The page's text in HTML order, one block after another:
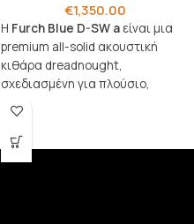
€1,350.00
Η Furch Blue D-SW a είναι μια
premium all-solid ακουστική
κιθάρα dreadnought,
σχεδιασμένη για πλούσιο,
ισορροπημένο ήχο και υψηλή
άνεση στο παίξιμο.